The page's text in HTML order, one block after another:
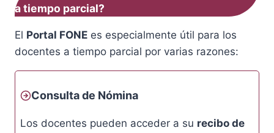
a tiempo parcial?
El Portal FONE es especialmente útil para los
docentes a tiempo parcial por varias razones:
Consulta de Nómina
Los docentes pueden acceder a su recibo de